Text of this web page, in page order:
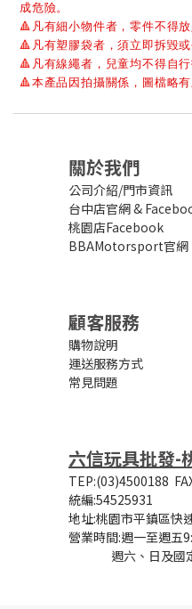
成危險。
🔺 凡有細小物件者，零件不得
🔺 凡有塑膠袋者，須立即拆毀
🔺 凡有線繩者，兒童均不得自
🔺本產品因拍攝關係，圖檔略
關於我們
公司介紹/門市資訊
台中店官網&
桃園店Facebook
BBAMotorsport官網
顧客服務
購物說明
運送服務方式
常見問題
六信玩具批發-
TEP:(03)4500188
統編:54525931
地址:桃園市平鎮區快
營業時間:週一至週五
週六、日及國定